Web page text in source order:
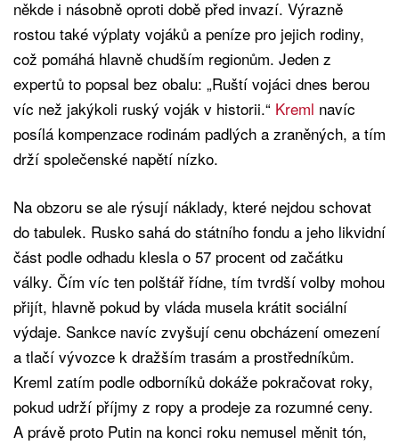
někde i násobně oproti době před invazí. Výrazně
rostou také výplaty vojáků a peníze pro jejich rodiny,
což pomáhá hlavně chudším regionům. Jeden z
expertů to popsal bez obalu: „Ruští vojáci dnes berou
víc než jakýkoli ruský voják v historii.“ Kreml navíc
posílá kompenzace rodinám padlých a zraněných, a tím
drží společenské napětí nízko.
Na obzoru se ale rýsují náklady, které nejdou schovat
do tabulek. Rusko sahá do státního fondu a jeho likvidní
část podle odhadu klesla o 57 procent od začátku
války. Čím víc ten polštář řídne, tím tvrdší volby mohou
přijít, hlavně pokud by vláda musela krátit sociální
výdaje. Sankce navíc zvyšují cenu obcházení omezení
a tlačí vývozce k dražším trasám a prostředníkům.
Kreml zatím podle odborníků dokáže pokračovat roky,
pokud udrží příjmy z ropy a prodeje za rozumné ceny.
A právě proto Putin na konci roku nemusel měnit tón,